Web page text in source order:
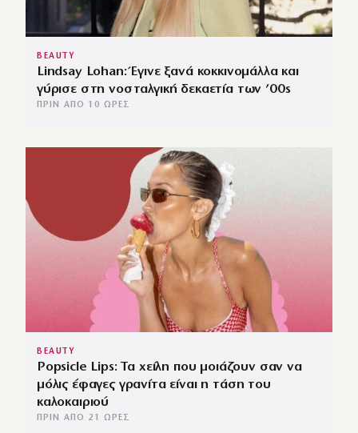
BEAUTY
Lindsay Lohan: Έγινε ξανά κοκκινομάλλα και
γύρισε στη νοσταλγική δεκαετία των ’00s
ΠΡΙΝ ΑΠΌ 10 ΏΡΕΣ
BEAUTY
Popsicle Lips: Τα χείλη που μοιάζουν σαν να
μόλις έφαγες γρανίτα είναι η τάση του
καλοκαιριού
ΠΡΙΝ ΑΠΌ 21 ΏΡΕΣ